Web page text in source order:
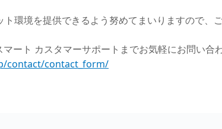
環境を提供できるよう努めてまいりますので、
ート カスタマーサポートまでお気軽にお問い合
contact/contact_form/